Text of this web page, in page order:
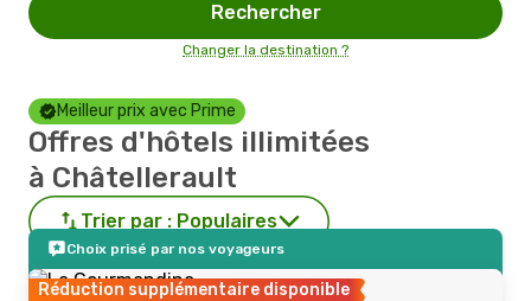
Rechercher
Changer la destination ?
Meilleur prix avec Prime
Offres d'hôtels illimitées
à Châtellerault
Trier par : Populaires
Choix prisé par nos voyageurs
Réduction supplémentaire disponible